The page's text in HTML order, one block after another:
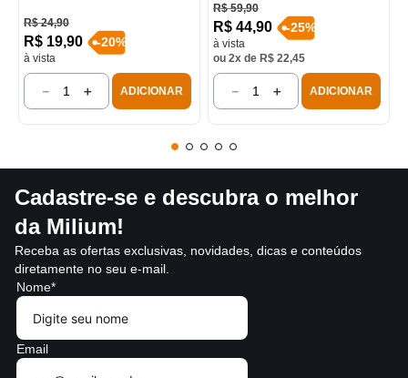
R$ 24,90
R$ 19,90
à vista
-20%
＋
－ ADICIONAR
R$ 59,90
R$ 44,90
à vista
-25%
ou 2x de R$ 22,45
＋
－ ADICIONAR
Cadastre-se e descubra o melhor
da Milium!
Receba as ofertas exclusivas, novidades, dicas e conteúdos
diretamente no seu e-mail.
Nome*
Email